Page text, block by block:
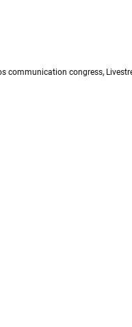
communication congress,